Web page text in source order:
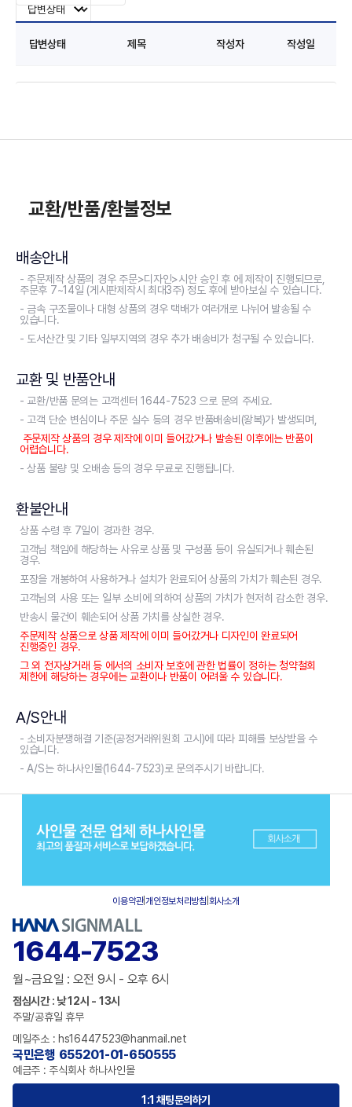
답변상태 제목 작성자 작성일
교환/반품/환불정보
배송안내
- 주문제작 상품의 경우 주문>디자인>시안 승인 후 에 제작이 진행되므로,
주문후 7~14일 (게시판제작시 최대3주) 정도 후에 받아보실 수 있습니다.
- 금속 구조물이나 대형 상품의 경우 택배가 여러개로 나뉘어 발송될 수
있습니다.
- 도서산간 및 기타 일부지역의 경우 추가 배송비가 청구될 수 있습니다.
교환 및 반품안내
- 교환/반품 문의는 고객센터 1644-7523 으로 문의 주세요.
- 고객 단순 변심이나 주문 실수 등의 경우 반품배송비(왕복)가 발생되며,
주문제작 상품의 경우 제작에 이미 들어갔거나 발송된 이후에는 반품이
어렵습니다.
- 상품 불량 및 오배송 등의 경우 무료로 진행됩니다.
환불안내
상품 수령 후 7일이 경과한 경우.
고객님 책임에 해당하는 사유로 상품 및 구성품 등이 유실되거나 훼손된
경우.
포장을 개봉하여 사용하거나 설치가 완료되어 상품의 가치가 훼손된 경우.
고객님의 사용 또는 일부 소비에 의하여 상품의 가치가 현저히 감소한 경우.
반송시 물건이 훼손되어 상품 가치를 상실한 경우.
주문제작 상품으로 상품 제작에 이미 들어갔거나 디자인이 완료되어
진행중인 경우.
그 외 전자상거래 등 에서의 소비자 보호에 관한 법률이 정하는 청약철회
제한에 해당하는 경우에는 교환이나 반품이 어려울 수 있습니다.
A/S안내
- 소비자분쟁해결 기준(공정거래위원회 고시)에 따라 피해를 보상받을 수
있습니다.
- A/S는 하나사인몰(1644-7523)로 문의주시기 바랍니다.
이용약관|개인정보처리방침 회사소개
1644-7523
월~금요일 : 오전 9시 - 오후 6시
점심시간 : 낮 12시 - 13시
주말/공휴일 휴무
메일주소 : hs16447523@hanmail.net
국민은행 655201-01-650555
예금주 : 주식회사 하나사인몰
1:1 채팅문의하기